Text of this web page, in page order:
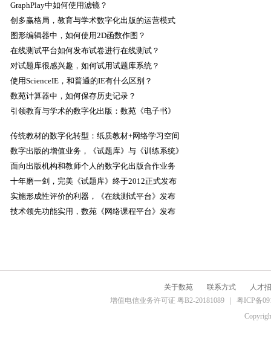
GraphPlay中如何使用滤镜？
创多赢格局，教育与学术数字化出版的运营模式
图形编辑器中，如何使用2D函数作图？
在线测试平台如何发布试卷进行在线测试？
对试题库很感兴趣，如何试用试题库系统？
使用ScienceIE，和普通的IE有什么区别？
数苑计算器中，如何保存历史记录？
引领教育与学术的数字化出版：数苑《电子书》
传统教材的数字化转型：纸质教材+网络学习空间
数字出版的增值业务，《试题库》与《训练系统》
面向出版机构和教师个人的数字化出版合作业务
十年磨一剑，完美《试题库》终于2012正式发布
实施形成性评价的利器，《在线测试平台》发布
技术领先功能实用，数苑《网络课程平台》发布
关于数苑 联系方式
人才
增值电信业务许可证 粤B2-20181089 | 粤ICP备